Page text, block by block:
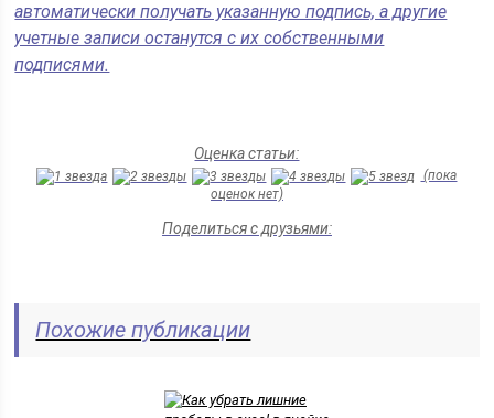
автоматически получать указанную подпись, а другие
учетные записи останутся с их собственными
подписями.
Оценка статьи:
(пока
оценок нет)
Поделиться с друзьями:
Похожие публикации